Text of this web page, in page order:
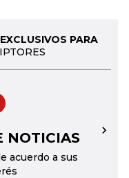
PARA
NOTICIAS
acuerdo a sus
→